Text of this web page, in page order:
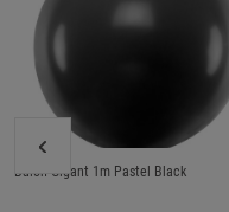
Balon Gigant 1m Pastel Black